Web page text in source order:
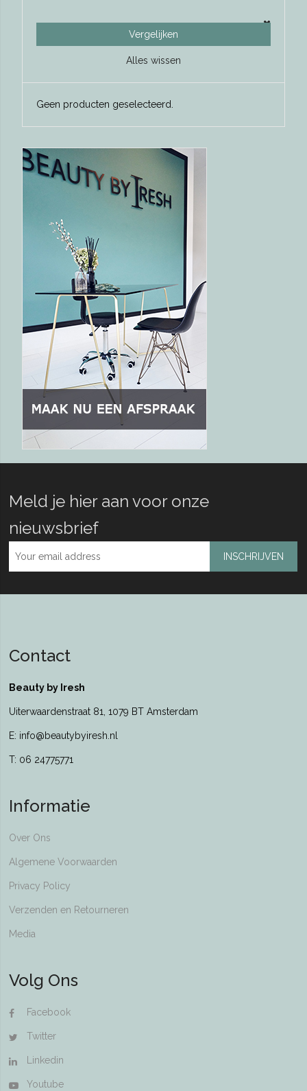
Vergelijken
Alles wissen
Geen producten geselecteerd.
Meld je hier aan voor onze
nieuwsbrief
INSCHRIJVEN
Contact
Beauty by Iresh
Uiterwaardenstraat 81, 1079 BT Amsterdam
E: info@beautybyiresh.nl
T: 06 24775771
Informatie
Over Ons
Algemene Voorwaarden
Privacy Policy
Verzenden en Retourneren
Media
Volg Ons
Facebook
Twitter
Linkedin
Youtube